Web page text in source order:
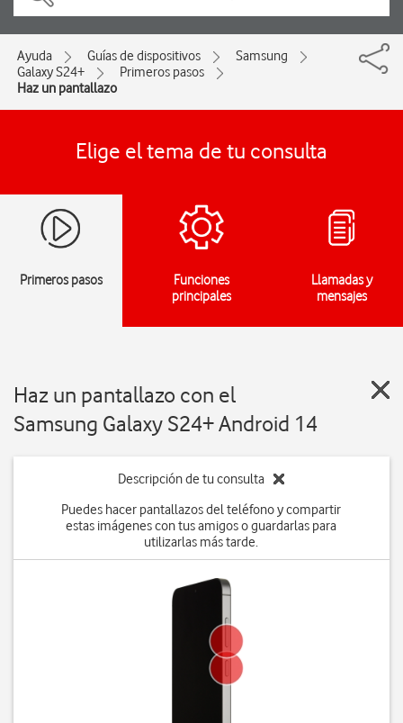
Ayuda Guías de dispositivos
Samsung
Galaxy S24+
Primeros pasos
Haz un pantallazo
Elige el tema de tu consulta
Primeros pasos
Funciones
principales
Llamadas y
mensajes
Haz un pantallazo con el
Samsung Galaxy S24+ Android 14
Descripción de tu consulta
Puedes hacer pantallazos del teléfono y compartir
estas imágenes con tus amigos o guardarlas para
utilizarlas más tarde.